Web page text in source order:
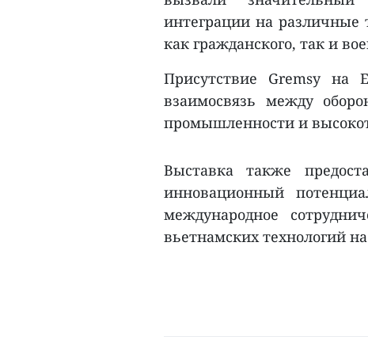
интеграции на различные
как гражданского, так и
Присутствие Gremsy на
взаимосвязь между
промышленности и
Выставка также
инновационный
международное
вьетнамских технологий